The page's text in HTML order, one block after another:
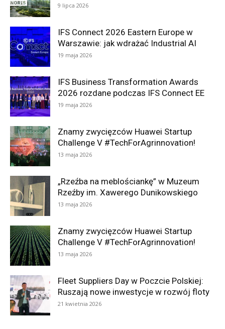
9 lipca 2026
IFS Connect 2026 Eastern Europe w
Warszawie: jak wdrażać Industrial AI
19 maja 2026
IFS Business Transformation Awards
2026 rozdane podczas IFS Connect EE
19 maja 2026
Znamy zwycięzców Huawei Startup
Challenge V #TechForAgrinnovation!
13 maja 2026
„Rzeźba na meblościankę” w Muzeum
Rzeźby im. Xawerego Dunikowskiego
13 maja 2026
Znamy zwycięzców Huawei Startup
Challenge V #TechForAgrinnovation!
13 maja 2026
Fleet Suppliers Day w Poczcie Polskiej:
Ruszają nowe inwestycje w rozwój floty
21 kwietnia 2026